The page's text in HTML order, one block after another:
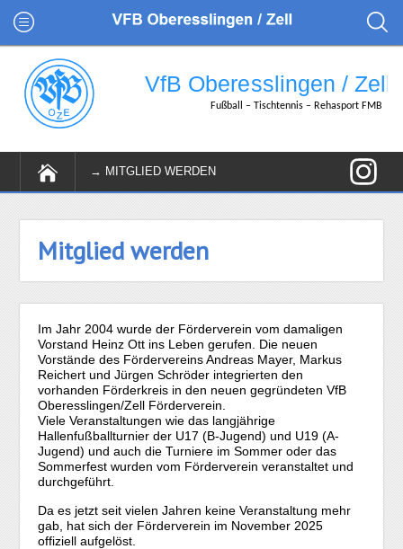
Mitglied werden
Im Jahr 2004 wurde der Förderverein vom damaligen
Vorstand Heinz Ott ins Leben gerufen. Die neuen
Vorstände des Fördervereins Andreas Mayer, Markus
Reichert und Jürgen Schröder integrierten den
vorhanden Förderkreis in den neuen gegründeten VfB
Oberesslingen/Zell Förderverein.
Viele Veranstaltungen wie das langjährige
Hallenfußballturnier der U17 (B-Jugend) und U19 (A-
Jugend) und auch die Turniere im Sommer oder das
Sommerfest wurden vom Förderverein veranstaltet und
durchgeführt.
Da es jetzt seit vielen Jahren keine Veranstaltung mehr
gab, hat sich der Förderverein im November 2025
offiziell aufgelöst.